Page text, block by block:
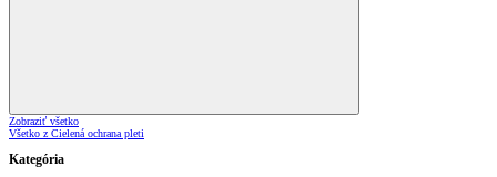
Zobraziť všetko
Všetko z Cielená ochrana pleti
Kategória